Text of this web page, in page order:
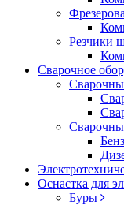
Резчики
Сварочное
Оснастка для
Буры